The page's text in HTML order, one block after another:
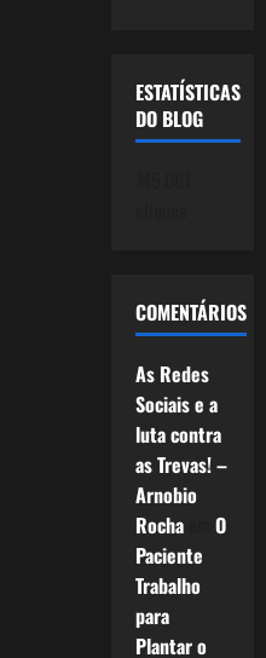
ESTATÍSTICAS
DO BLOG
COMENTÁRIOS
As Redes
Sociais e a
luta contra
as Trevas! –
Arnobio
Rochaem O
Paciente
Trabalho
para
Plantar o